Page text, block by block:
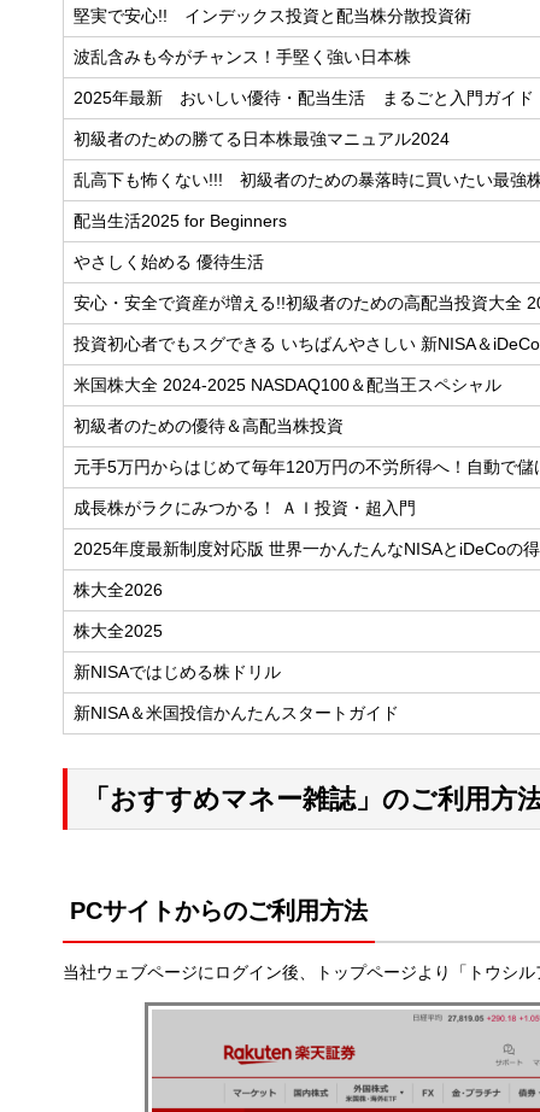
堅実で安心!! インデックス投資と配当株分散投資術
波乱含みも今がチャンス！手堅く強い日本株
2025年最新 おいしい優待・配当生活 まるごと入門ガイド
初級者のための勝てる日本株最強マニュアル2024
乱高下も怖くない!!! 初級者のための暴落時に買いたい最強
配当生活2025 for Beginners
やさしく始める 優待生活
安心・安全で資産が増える!!初級者のための高配当投資大全
投資初心者でもスグできる いちばんやさしい 新NISA＆
米国株大全 2024-2025 NASDAQ100＆配当王スペシャル
初級者のための優待＆高配当株投資
元手5万円からはじめて毎年120万円の不労所得へ！自動で
成長株がラクにみつかる！ ＡＩ投資・超入門
2025年度最新制度対応版 世界一かんたんなNISAとiDeCoの
株大全2026
株大全2025
新NISAではじめる株ドリル
新NISA＆米国投信かんたんスタートガイド
「おすすめマネー雑誌」のご利用方
PCサイトからのご利用方法
当社ウェブページにログイン後、トップページより「トウシ